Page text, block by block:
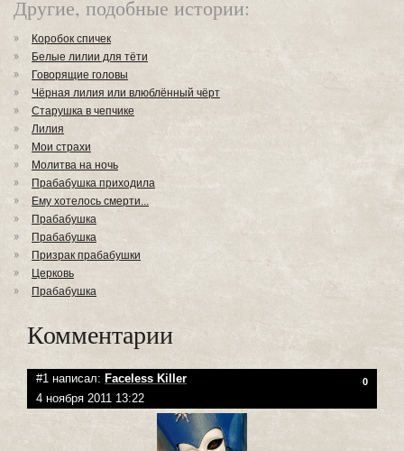
Другие, подобные истории:
Коробок спичек
Белые лилии для тёти
Говорящие головы
Чёрная лилия или влюблённый чёрт
Старушка в чепчике
Лилия
Мои страхи
Молитва на ночь
Прабабушка приходила
Ему хотелось смерти...
Прабабушка
Прабабушка
Призрак прабабушки
Церковь
Прабабушка
Комментарии
#1 написал: Faceless Killer 0
4 ноября 2011 13:22